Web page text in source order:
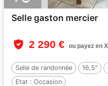
Selle gaston mercier
2 290 € ou payez en
Selle de randonnée 16,5"
Etat : Occasion